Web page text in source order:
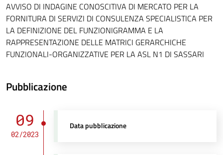
AVVISO DI INDAGINE CONOSCITIVA DI MERCATO PER LA
FORNITURA DI SERVIZI DI CONSULENZA SPECIALISTICA PER
LA DEFINIZIONE DEL FUNZIONIGRAMMA E LA
RAPPRESENTAZIONE DELLE MATRICI GERARCHICHE
FUNZIONALI-ORGANIZZATIVE PER LA ASL N1 DI SASSARI
Pubblicazione
09
02/2023
Data pubblicazione